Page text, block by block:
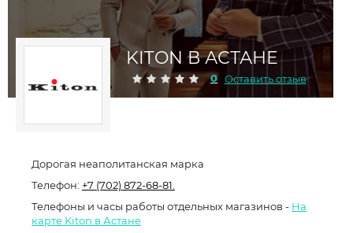
KITON В АСТАНЕ
0 Оставить отзыв
Дорогая неаполитанская марка
Телефон: +7 (702) 872-68-81.
Телефоны и часы работы отдельных магазинов - На
карте Kiton в Астане